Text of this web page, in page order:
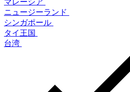
ニュージーランド
シンガポール
タイ王国
台湾